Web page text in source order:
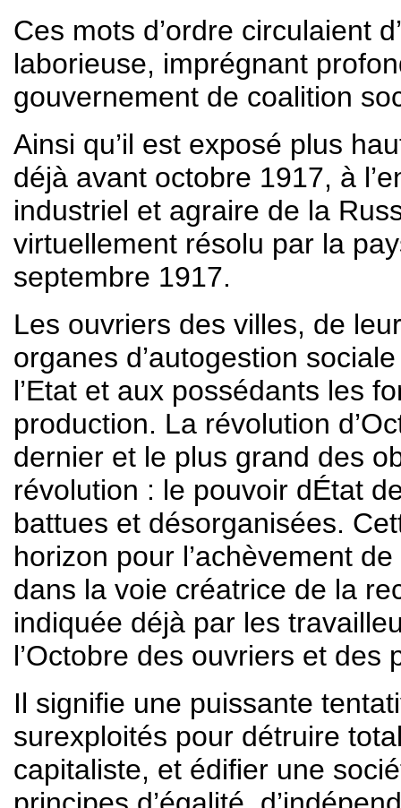
Ces mots d’ordre circulaient
laborieuse, imprégnant
gouvernement de coalition
Ainsi qu’il est exposé plus
déjà avant octobre 1917, à
industriel et agraire de la
virtuellement résolu par la
septembre 1917.
Les ouvriers des villes, de
organes d’autogestion
l’Etat et aux possédants les
production. La révolution
dernier et le plus grand des
révolution : le pouvoir dÉtat
battues et désorganisées.
horizon pour l’achèvement
dans la voie créatrice de la
indiquée déjà par les
l’Octobre des ouvriers et des
Il signifie une puissante
surexploités pour détruire
capitaliste, et édifier une